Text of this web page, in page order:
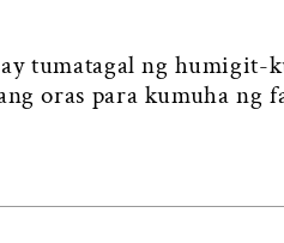
tumatagal ng humigit-
oras para kumuha ng